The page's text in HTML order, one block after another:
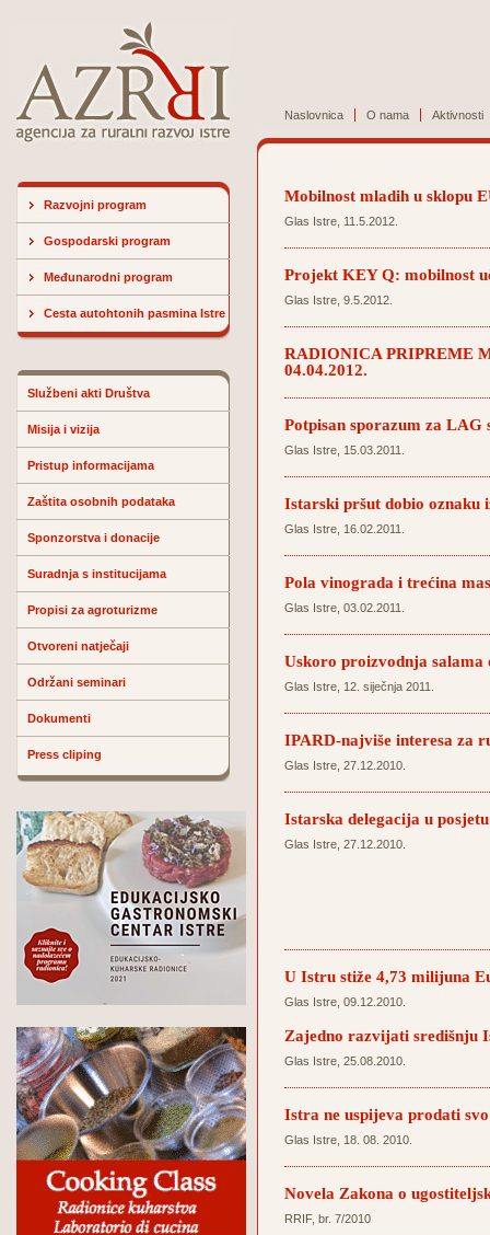
Naslovnica O nama Aktivnosti
Razvojni program
Gospodarski program
Međunarodni program
Cesta autohtonih pasmina Istre
Službeni akti Društva
Misija i vizija
Pristup informacijama
Zaštita osobnih podataka
Sponzorstva i donacije
Suradnja s institucijama
Propisi za agroturizme
Otvoreni natječaji
Održani seminari
Dokumenti
Press cliping
Mobilnost mladih u sklopu
Glas Istre, 11.5.2012.
Projekt KEY Q: mobilnost
Glas Istre, 9.5.2012.
RADIONICA PRIPREME
04.04.2012.
Potpisan sporazum za LAG
Glas Istre, 15.03.2011.
Istarski pršut dobio oznaku
Glas Istre, 16.02.2011.
Pola vinograda i trećina
Glas Istre, 03.02.2011.
Uskoro proizvodnja salama
Glas Istre, 12. siječnja 2011.
IPARD-najviše interesa za
Glas Istre, 27.12.2010.
Istarska delegacija u
Glas Istre, 27.12.2010.
U Istru stiže 4,73 milijuna
Glas Istre, 09.12.2010.
Zajedno razvijati središnju
Glas Istre, 25.08.2010.
Istra ne uspijeva prodati
Glas Istre, 18. 08. 2010.
Novela Zakona o
RRIF, br. 7/2010